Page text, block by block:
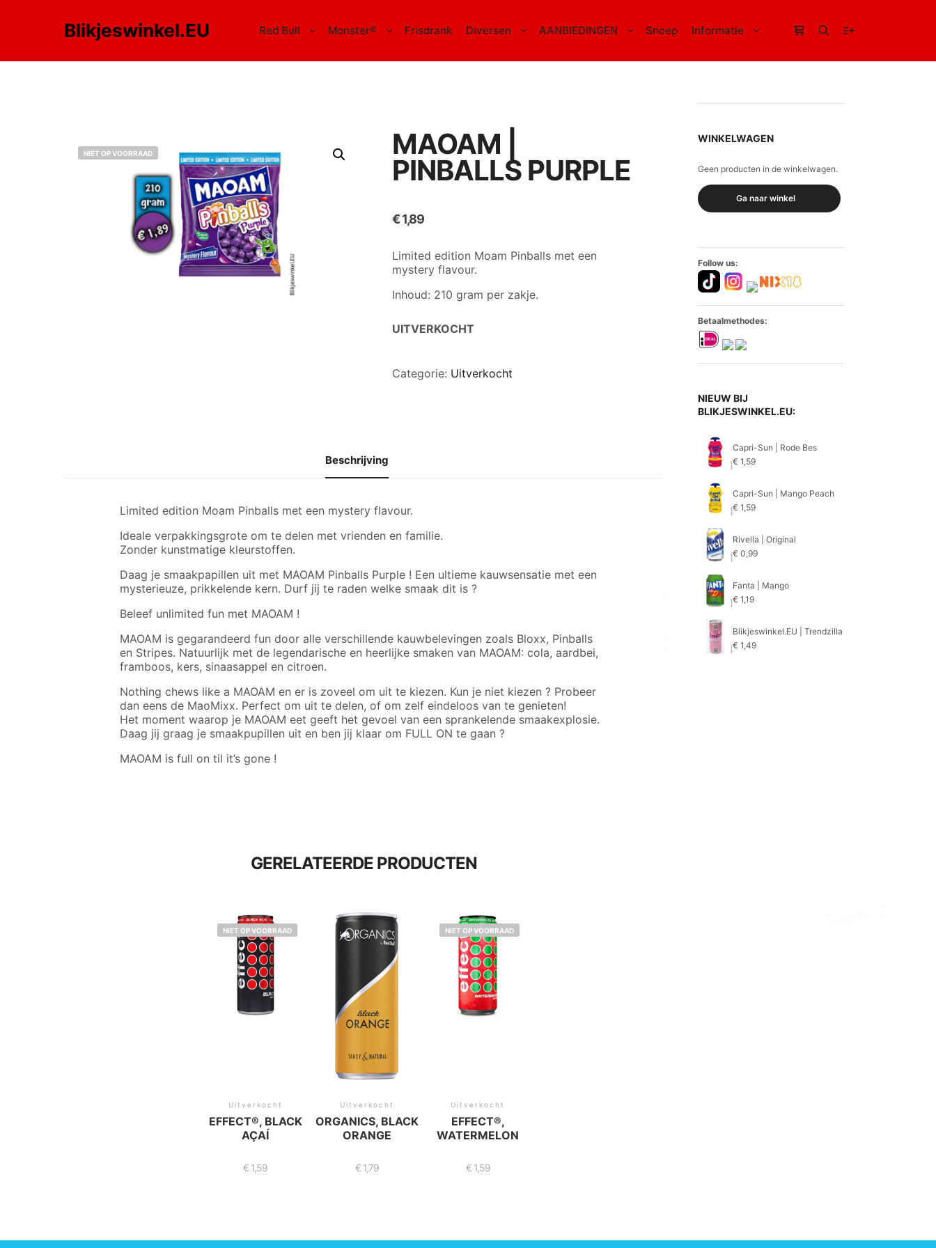
Blikjeswinkel.EU Red Bull Monster® Frisdrank Diversen AANBIEDINGEN Snoep Informatie
NIET OP VOORRAAD MAOAM |
PINBALLS PURPLE
€1,89
Limited edition Moam Pinballs met een
mystery flavour.
Inhoud: 210 gram per zakje.
UITVERKOCHT
Categorie: Uitverkocht
Beschrijving
Limited edition Moam Pinballs met een mystery flavour.
Ideale verpakkingsgrote om te delen met vrienden en familie.
Zonder kunstmatige kleurstoffen.
Daag je smaakpapillen uit met MAOAM Pinballs Purple ! Een ultieme kauwsensatie met een
mysterieuze, prikkelende kern. Durf jij te raden welke smaak dit is ?
Beleef unlimited fun met MAOAM !
MAOAM is gegarandeerd fun door alle verschillende kauwbelevingen zoals Bloxx, Pinballs
en Stripes. Natuurlijk met de legendarische en heerlijke smaken van MAOAM: cola, aardbei,
framboos, kers, sinaasappel en citroen.
Nothing chews like a MAOAM en er is zoveel om uit te kiezen. Kun je niet kiezen ? Probeer
dan eens de MaoMixx. Perfect om uit te delen, of om zelf eindeloos van te genieten!
Het moment waarop je MAOAM eet geeft het gevoel van een sprankelende smaakexplosie.
Daag jij graag je smaakpupillen uit en ben jij klaar om FULL ON te gaan ?
MAOAM is full on til it’s gone !
GERELATEERDE PRODUCTEN
NIET OP VOORRAAD
Uitverkocht
EFFECT®, BLACK
AÇAÍ
€ 1,59
Uitverkocht
ORGANICS, BLACK
ORANGE
€1,79
NIET OP VOORRAAD
Uitverkocht
EFFECT®,
WATERMELON
€1,59
WINKELWAGEN
Geen producten in de winkelwagen.
Ga naar winkel
Follow us:
Betaalmethodes:
NIEUW BIJ
BLIKJESWINKEL.EU:
Capri-Sun | Rode Bes
€ 1,59
Capri-Sun | Mango Peach
€ 1,59
Rivella | Original
€ 0,99
Fanta | Mango
€ 1,19
Blikjeswinkel.EU | Trendzilla
€ 1,49